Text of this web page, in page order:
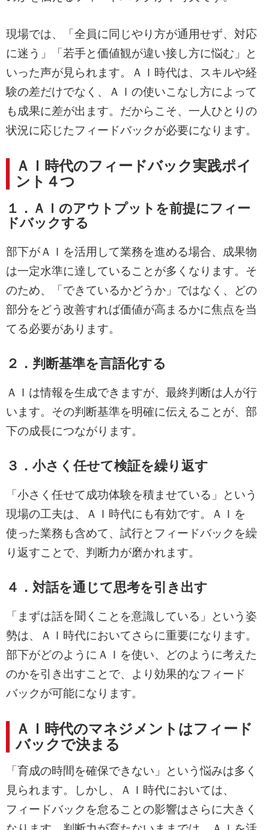
現場では、「全員に同じやり方が通用せず、対応
に迷う」「若手と価値観が違い接し方に悩む」と
いった声が見られます。ＡＩ時代は、スキルや経
験の差だけでなく、ＡＩの使いこなし方によって
も成果に差が出ます。だからこそ、一人ひとりの
状況に応じたフィードバックが必要になります。
ＡＩ時代のフィードバック実践ポイ
ント４つ
１．ＡＩのアウトプットを前提にフィー
ドバックする
部下がＡＩを活用して業務を進める場合、成果物
は一定水準に達していることが多くなります。そ
のため、「できているかどうか」ではなく、どの
部分をどう改善すれば価値が高まるかに焦点を当
てる必要があります。
２．判断基準を言語化する
ＡＩは情報を生成できますが、最終判断は人が行
います。その判断基準を明確に伝えることが、部
下の成長につながります。
３．小さく任せて検証を繰り返す
「小さく任せて成功体験を積ませている」という
現場の工夫は、ＡＩ時代にも有効です。ＡＩを
使った業務も含めて、試行とフィードバックを繰
り返すことで、判断力が磨かれます。
４．対話を通じて思考を引き出す
「まずは話を聞くことを意識している」という姿
勢は、ＡＩ時代においてさらに重要になります。
部下がどのようにＡＩを使い、どのように考えた
のかを引き出すことで、より効果的なフィード
バックが可能になります。
ＡＩ時代のマネジメントはフィード
バックで決まる
「育成の時間を確保できない」という悩みは多く
見られます。しかし、ＡＩ時代においては、
フィードバックを怠ることの影響はさらに大きく